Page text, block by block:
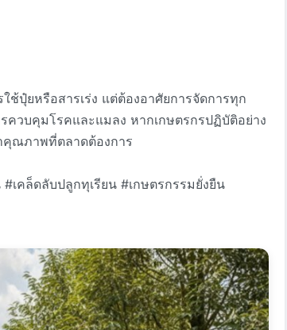
ช้ปุ๋ยหรือสารเร่ง แต่ต้องอาศัยการจัดการทุก
วบคุมโรคและแมลง หากเกษตรกรปฏิบัติอย่าง
คุณภาพที่ตลาดต้องการ
เคล็ดลับปลูกทุเรียน #เกษตรกรรมยั่งยืน